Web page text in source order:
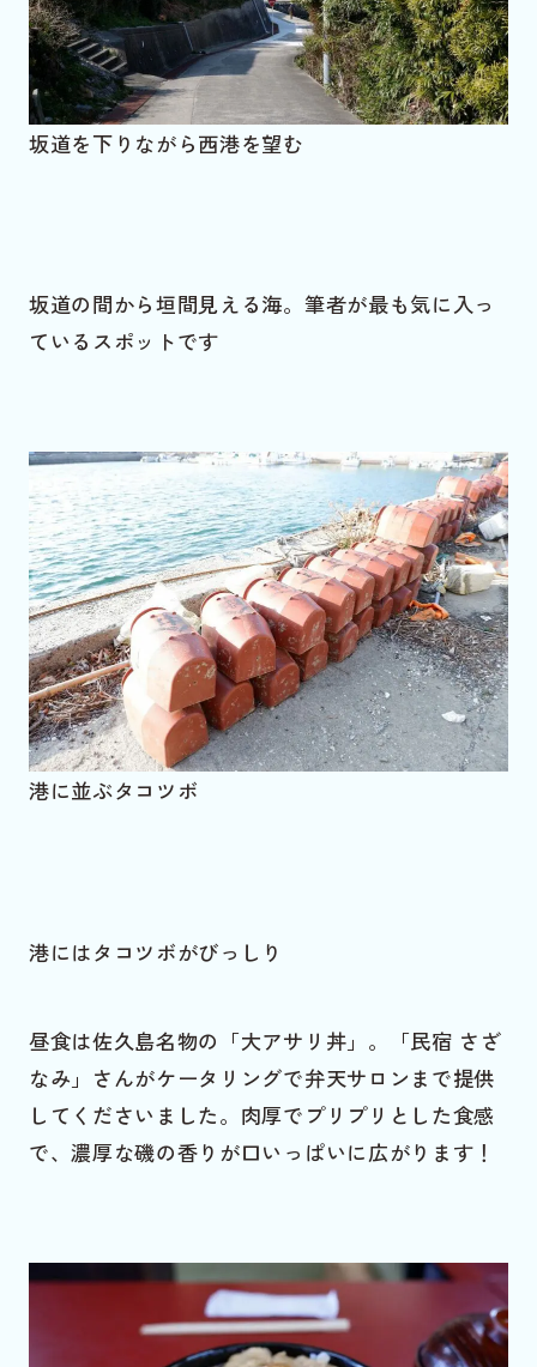
坂道を下りながら西港を望む
坂道の間から垣間見える海。筆者が最も気に入っ
ているスポットです
港に並ぶタコツボ
港にはタコツボがびっしり
昼食は佐久島名物の「大アサリ丼」。「民宿 さざ
なみ」さんがケータリングで弁天サロンまで提供
してくださいました。肉厚でプリプリとした食感
で、濃厚な磯の香りが口いっぱいに広がります！